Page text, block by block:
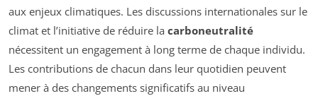
aux enjeux climatiques. Les discussions internationales sur le
climat et l’initiative de réduire la carboneutralité
nécessitent un engagement à long terme de chaque individu.
Les contributions de chacun dans leur quotidien peuvent
mener à des changements significatifs au niveau